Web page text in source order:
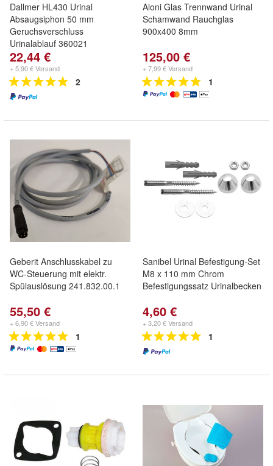
Dallmer HL430 Urinal
Absaugsiphon 50 mm
Geruchsverschluss
Urinalablauf 360021
22,44 €
+ 5,90 € Versand
2
Aloni Glas Trennwand Urinal
Schamwand Rauchglas
900x400 8mm
125,00 €
+ 7,99 € Versand
1
Geberit Anschlusskabel zu
WC-Steuerung mit elektr.
Spülauslösung 241.832.00.1
55,50 €
+ 6,90 € Versand
1
Sanibel Urinal Befestigung-Set
M8 x 110 mm Chrom
Befestigungssatz Urinalbecken
4,60 €
+ 3,20 € Versand
1